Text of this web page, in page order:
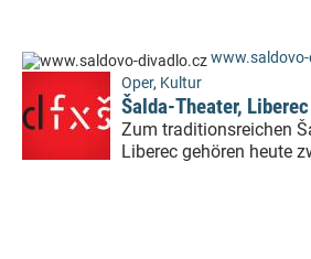
Oper, Kultur
Šalda-Theater, Liberec
Zum traditionsreichen
Liberec gehören heute